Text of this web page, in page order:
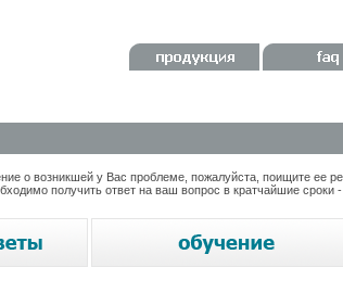
о возникшей у Вас проблеме, пожалуйста, поищите ее
получить ответ на ваш вопрос в кратчайшие сроки